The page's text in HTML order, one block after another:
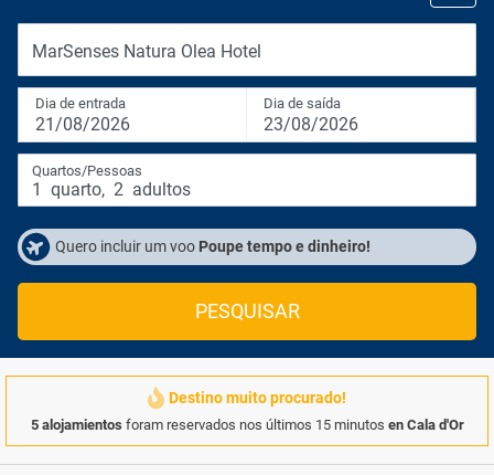
MarSenses Natura Olea Hotel
Dia de entrada
21/08/2026
Dia de saída
23/08/2026
Quartos/Pessoas
1 quarto, 2 adultos
Quero incluir um voo Poupe tempo e dinheiro!
PESQUISAR
Destino muito procurado!
5 alojamientos foram reservados nos últimos 15 minutos en Cala d'Or